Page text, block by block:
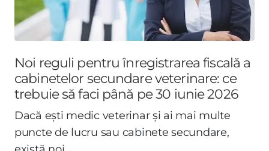
Noi reguli pentru înregistrarea fiscală a
cabinetelor secundare veterinare: ce
trebuie să faci până pe 30 iunie 2026
Dacă ești medic veterinar și ai mai multe
puncte de lucru sau cabinete secundare,